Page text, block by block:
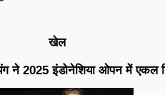
खेल
ने 2025 इंडोनेशिया ओपन में एकल